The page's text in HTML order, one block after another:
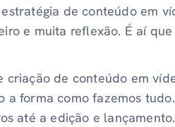
de conteúdo em
e muita reflexão. É aí
de conteúdo em
a forma como fazemos tudo.
até a edição e lançamento.